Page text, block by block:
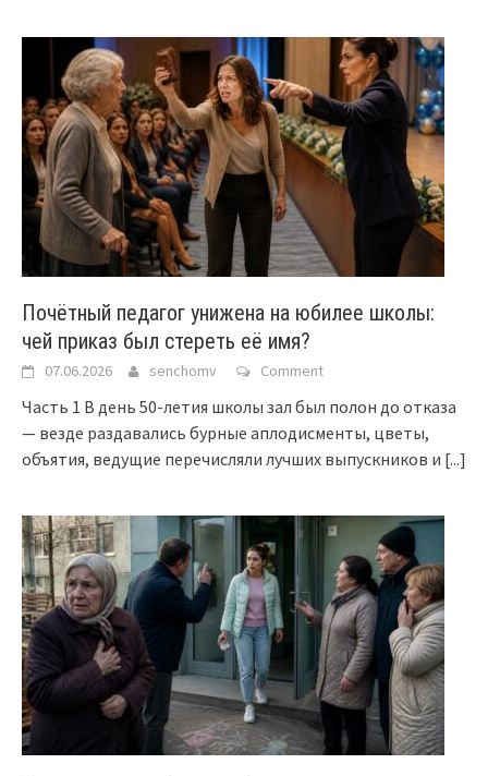
Почётный педагог унижена на юбилее школы:
чей приказ был стереть её имя?
07.06.2026 senchomv Comment
Часть 1 В день 50-летия школы зал был полон до отказа
— везде раздавались бурные аплодисменты, цветы,
объятия, ведущие перечисляли лучших выпускников и [...]